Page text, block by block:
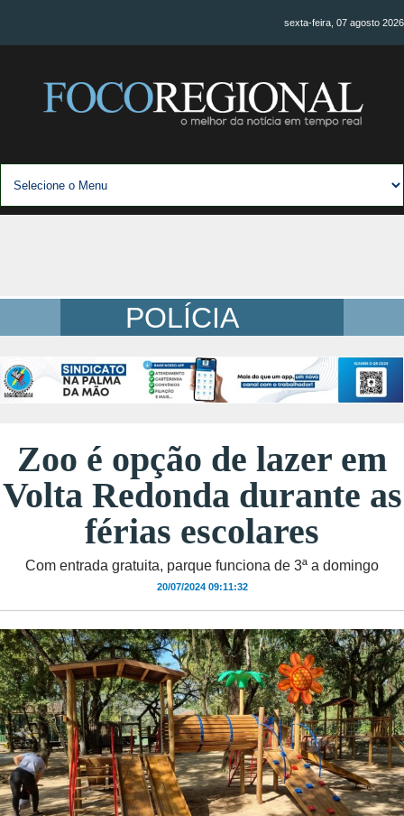
sexta-feira, 07 agosto 2026
POLÍCIA
Zoo é opção de lazer em
Volta Redonda durante as
férias escolares
Com entrada gratuita, parque funciona de 3ª a domingo
20/07/2024 09:11:32